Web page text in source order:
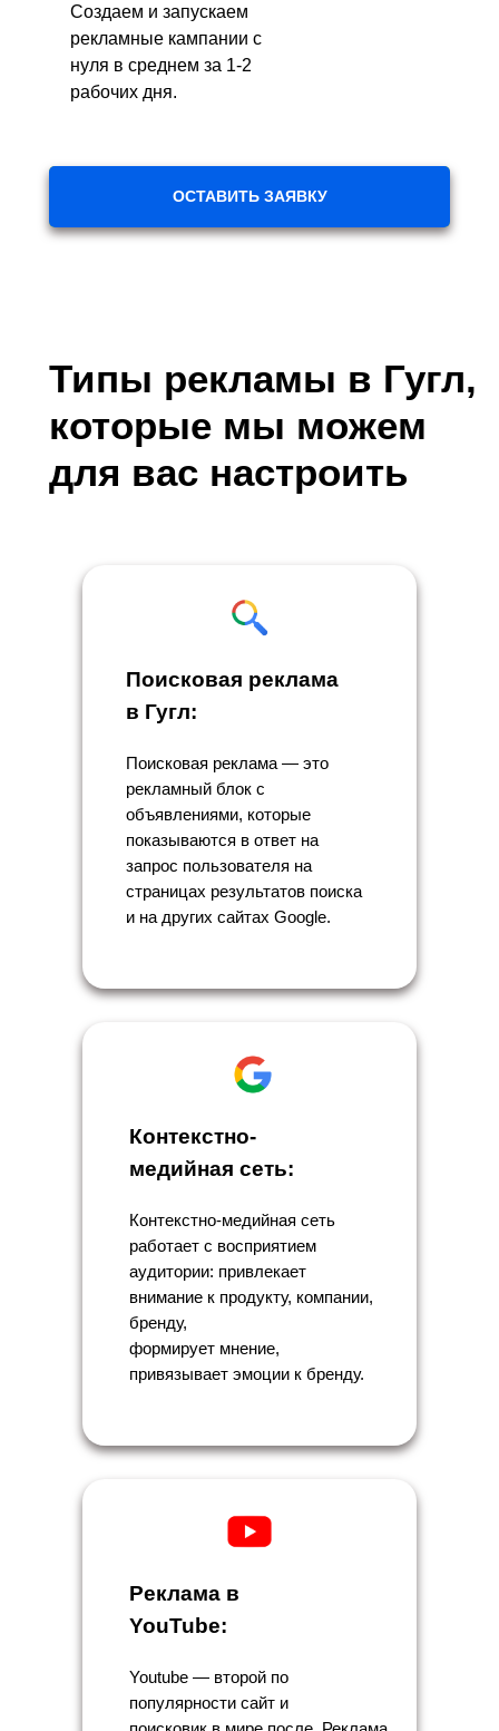
Создаем и запускаем
рекламные кампании с
нуля в среднем за 1-2
рабочих дня.
ОСТАВИТЬ ЗАЯВКУ
Типы рекламы в Гугл,
которые мы можем
для вас настроить
Поисковая реклама — это
рекламный блок с
объявлениями, которые
показываются в ответ на
запрос пользователя на
страницах результатов поиска
и на других сайтах Google.
Поисковая реклама
в Гугл:
Контекстно-
медийная сеть:
Контекстно-медийная сеть
работает с восприятием
аудитории: привлекает
внимание к продукту, компании,
бренду,
формирует мнение,
привязывает эмоции к бренду.
Реклама в
YouTube:
Youtube — второй по
популярности сайт и